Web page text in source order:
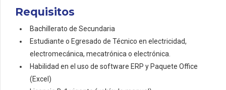
Requisitos
Bachillerato de Secundaria
Estudiante o Egresado de Técnico en electricidad,
electromecánica, mecatrónica o electrónica.
Habilidad en el uso de software ERP y Paquete Office
(Excel)